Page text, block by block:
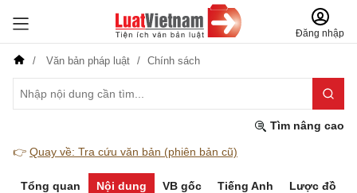
Đăng nhập
Văn bản pháp luật Chính sách
Tìm nâng cao
👉 Quay về: Tra cứu văn bản (phiên bản cũ)
Tổng quan Nội dung VB gốc Tiếng Anh Lược đồ